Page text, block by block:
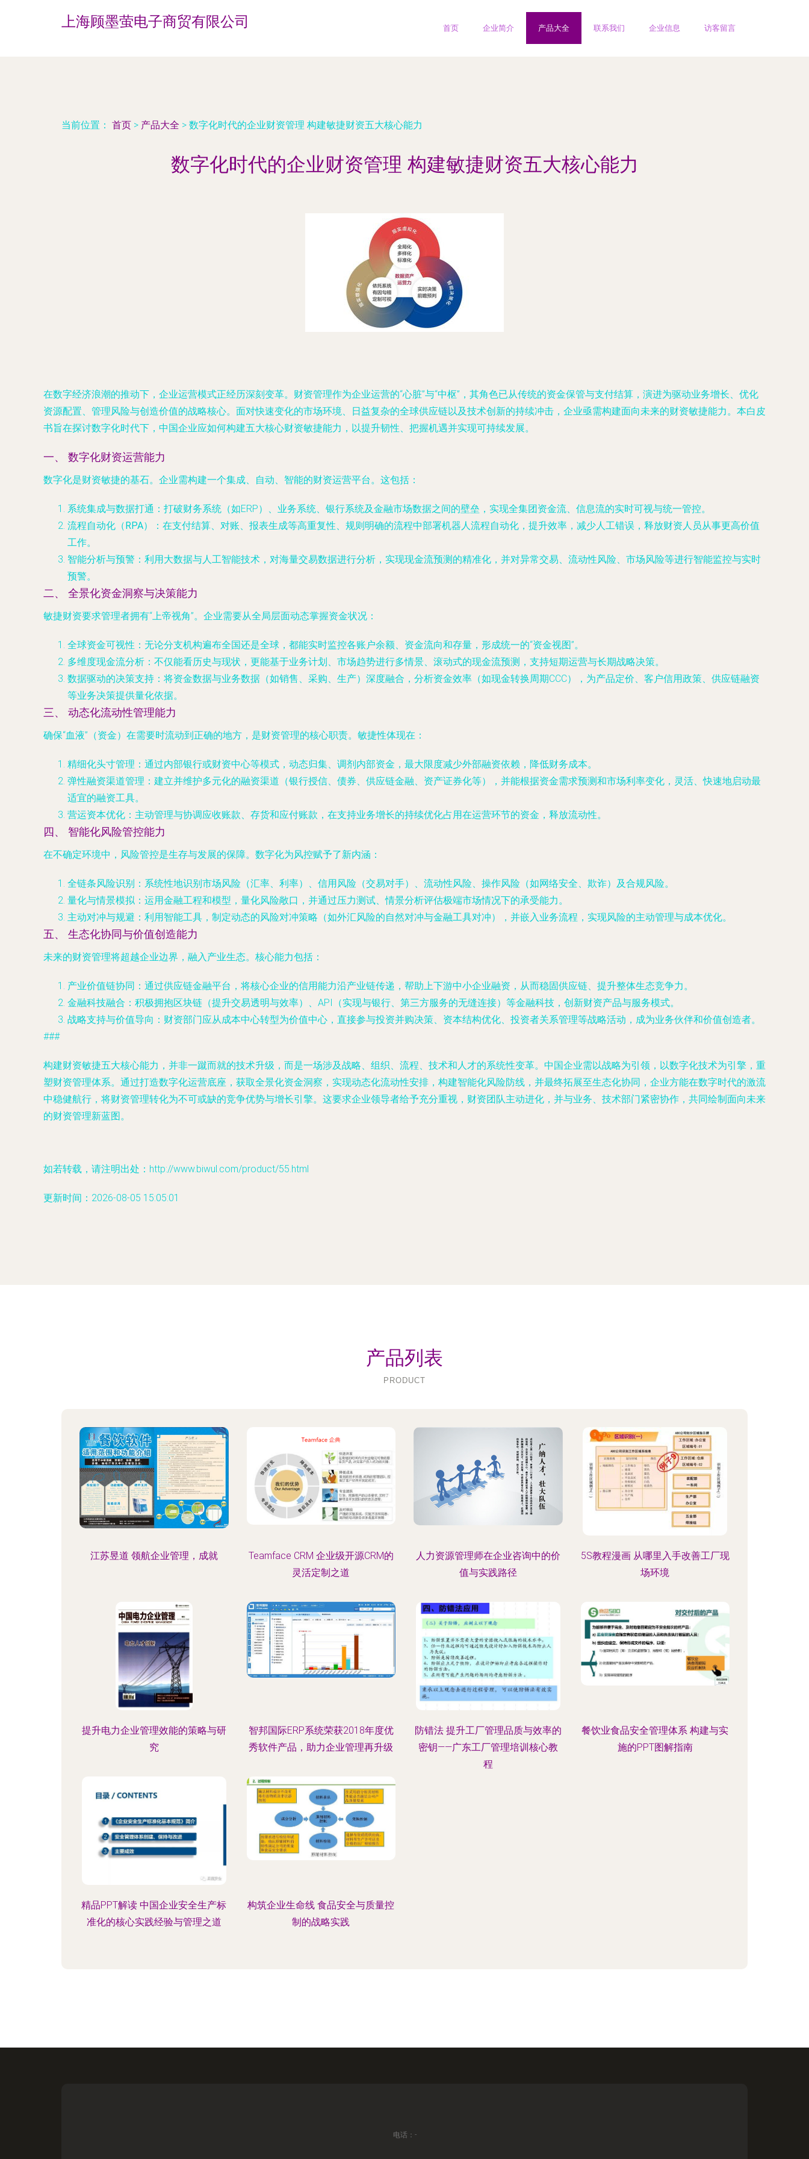
上海顾墨萤电子商贸有限公司 首页 企业简介 产品大全 联系我们 企业信息 访客留言
当前位置： 首页 > 产品大全 > 数字化时代的企业财资管理 构建敏捷财资五大核心能力
数字化时代的企业财资管理 构建敏捷财资五大核心能力
在数字经济浪潮的推动下，企业运营模式正经历深刻变革。财资管理作为企业运营的“心脏”与“中枢”，其角色已从传统的资金保管与支付结算，演进为驱动业务增长、优化
资源配置、管理风险与创造价值的战略核心。面对快速变化的市场环境、日益复杂的全球供应链以及技术创新的持续冲击，企业亟需构建面向未来的财资敏捷能力。本白皮
书旨在探讨数字化时代下，中国企业应如何构建五大核心财资敏捷能力，以提升韧性、把握机遇并实现可持续发展。
一、 数字化财资运营能力
数字化是财资敏捷的基石。企业需构建一个集成、自动、智能的财资运营平台。这包括：
系统集成与数据打通 ：打破财务系统（如ERP）、业务系统、银行系统及金融市场数据之间的壁垒，实现全集团资金流、信息流的实时可视与统一管控。
流程自动化（RPA）
：在支付结算、对账、报表生成等高重复性、规则明确的流程中部署机器人流程自动化，提升效率，减少人工错误，释放财资人员从事更高价值
工作。
智能分析与预警 ：利用大数据与人工智能技术，对海量交易数据进行分析，实现现金流预测的精准化，并对异常交易、流动性风险、市场风险等进行智能监控与实时
预警。
二、 全景化资金洞察与决策能力
敏捷财资要求管理者拥有“上帝视角”。企业需要从全局层面动态掌握资金状况：
全球资金可视性 ：无论分支机构遍布全国还是全球，都能实时监控各账户余额、资金流向和存量，形成统一的“资金视图”。
多维度现金流分析 ：不仅能看历史与现状，更能基于业务计划、市场趋势进行多情景、滚动式的现金流预测，支持短期运营与长期战略决策。
数据驱动的决策支持 ：将资金数据与业务数据（如销售、采购、生产）深度融合，分析资金效率（如现金转换周期CCC），为产品定价、客户信用政策、供应链融资
等业务决策提供量化依据。
三、 动态化流动性管理能力
确保“血液”（资金）在需要时流动到正确的地方，是财资管理的核心职责。敏捷性体现在：
精细化头寸管理 ：通过内部银行或财资中心等模式，动态归集、调剂内部资金，最大限度减少外部融资依赖，降低财务成本。
弹性融资渠道管理 ：建立并维护多元化的融资渠道（银行授信、债券、供应链金融、资产证券化等），并能根据资金需求预测和市场利率变化，灵活、快速地启动最
适宜的融资工具。
营运资本优化 ：主动管理与协调应收账款、存货和应付账款，在支持业务增长的持续优化占用在运营环节的资金，释放流动性。
四、 智能化风险管控能力
在不确定环境中，风险管控是生存与发展的保障。数字化为风控赋予了新内涵：
全链条风险识别 ：系统性地识别市场风险（汇率、利率）、信用风险（交易对手）、流动性风险、操作风险（如网络安全、欺诈）及合规风险。
量化与情景模拟 ：运用金融工程和模型，量化风险敞口，并通过压力测试、情景分析评估极端市场情况下的承受能力。
主动对冲与规避 ：利用智能工具，制定动态的风险对冲策略（如外汇风险的自然对冲与金融工具对冲），并嵌入业务流程，实现风险的主动管理与成本优化。
五、 生态化协同与价值创造能力
未来的财资管理将超越企业边界，融入产业生态。核心能力包括：
产业价值链协同 ：通过供应链金融平台，将核心企业的信用能力沿产业链传递，帮助上下游中小企业融资，从而稳固供应链、提升整体生态竞争力。
金融科技融合 ：积极拥抱区块链（提升交易透明与效率）、API（实现与银行、第三方服务的无缝连接）等金融科技，创新财资产品与服务模式。
战略支持与价值导向 ：财资部门应从成本中心转型为价值中心，直接参与投资并购决策、资本结构优化、投资者关系管理等战略活动，成为业务伙伴和价值创造者。
###
构建财资敏捷五大核心能力，并非一蹴而就的技术升级，而是一场涉及战略、组织、流程、技术和人才的系统性变革。中国企业需以战略为引领，以数字化技术为引擎，重
塑财资管理体系。通过打造数字化运营底座，获取全景化资金洞察，实现动态化流动性安排，构建智能化风险防线，并最终拓展至生态化协同，企业方能在数字时代的激流
中稳健航行，将财资管理转化为不可或缺的竞争优势与增长引擎。这要求企业领导者给予充分重视，财资团队主动进化，并与业务、技术部门紧密协作，共同绘制面向未来
的财资管理新蓝图。
如若转载，请注明出处：http://www.biwul.com/product/55.html
更新时间：2026-08-05 15:05:01
产品列表
PRODUCT
江苏昱道 领航企业管理，成就
Teamface CRM 企业级开源CRM的
灵活定制之道
人力资源管理师在企业咨询中的价
值与实践路径
5S教程漫画 从哪里入手改善工厂现
场环境
提升电力企业管理效能的策略与研
究
智邦国际ERP系统荣获2018年度优
秀软件产品，助力企业管理再升级
防错法 提升工厂管理品质与效率的
密钥——广东工厂管理培训核心教
程
餐饮业食品安全管理体系 构建与实
施的PPT图解指南
精品PPT解读 中国企业安全生产标
准化的核心实践经验与管理之道
构筑企业生命线 食品安全与质量控
制的战略实践
电话：-